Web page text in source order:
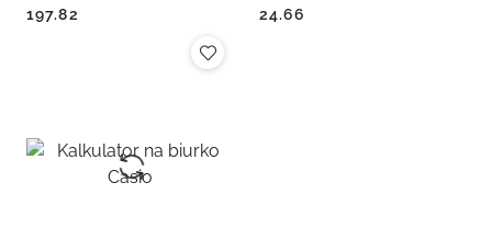
Cena:
Cena:
197.82 Cena:
Cena:
24.66